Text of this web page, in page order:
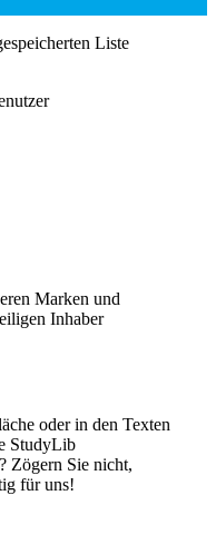
Liste
Marken und
Inhaber
oder in den Texten
StudyLib
Zögern Sie nicht,
für uns!